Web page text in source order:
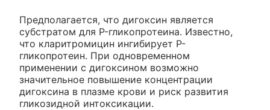
Предполагается, что дигоксин является
субстратом для P-гликопротеина. Известно,
что кларитромицин ингибирует P-
гликопротеин. При одновременном
применении с дигоксином возможно
значительное повышение концентрации
дигоксина в плазме крови и риск развития
гликозидной интоксикации.